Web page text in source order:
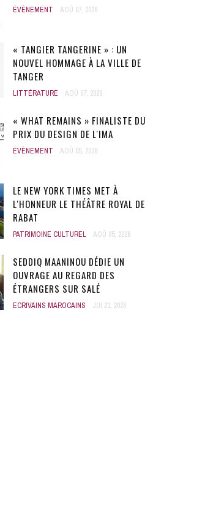
ÉVÈNEMENT AOÛ 07, 2026
« TANGIER TANGERINE » : UN
NOUVEL HOMMAGE À LA VILLE DE
TANGER
LITTÉRATURE AOÛ 07, 2026
« WHAT REMAINS » FINALISTE DU
PRIX DU DESIGN DE L'IMA
ÉVÈNEMENT AOÛ 05, 2026
LE NEW YORK TIMES MET À
L'HONNEUR LE THÉÂTRE ROYAL DE
RABAT
PATRIMOINE CULTUREL AOÛ 05, 2026
SEDDIQ MAANINOU DÉDIE UN
OUVRAGE AU REGARD DES
ÉTRANGERS SUR SALÉ
ECRIVAINS MAROCAINS JUI 21, 2026